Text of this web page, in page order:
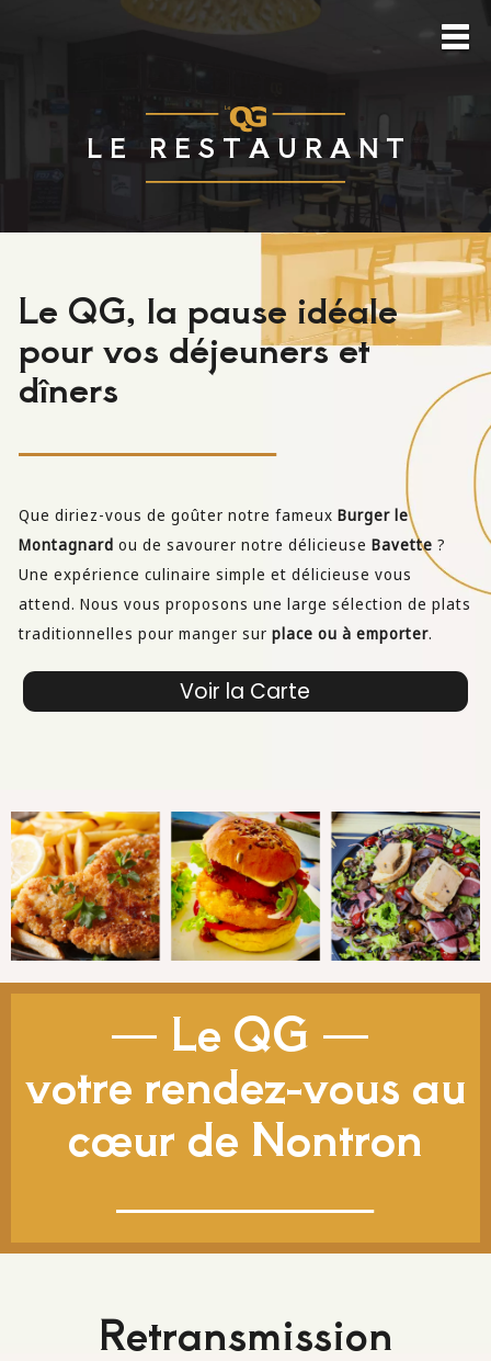
L E R E S T A U R A N T
Le QG, la pause idéale
pour vos déjeuners et
dîners
Que diriez-vous de goûter notre fameux Burger le
Montagnard ou de savourer notre délicieuse Bavette ?
Une expérience culinaire simple et délicieuse vous
attend. Nous vous proposons une large sélection de plats
traditionnelles pour manger sur place ou à emporter.
Voir la Carte
— Le QG —
votre rendez-vous au
cœur de Nontron
Retransmission